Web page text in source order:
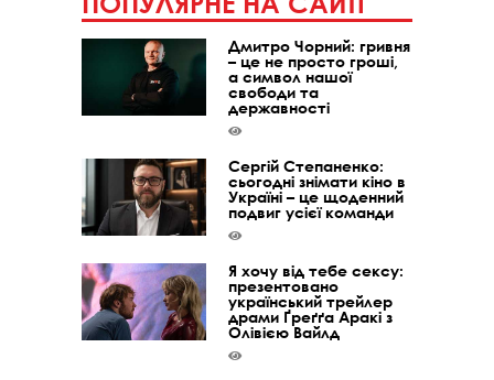
Дмитро Чорний: гривня
– це не просто гроші,
а символ нашої
свободи та
державності
Сергій Степаненко:
сьогодні знімати кіно в
Україні – це щоденний
подвиг усієї команди
Я хочу від тебе сексу:
презентовано
український трейлер
драми Ґреґґа Аракі з
Олівією Вайлд